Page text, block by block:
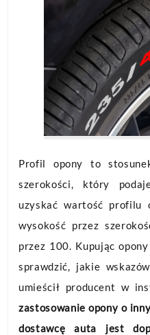
Profil opony to
szerokości, który
uzyskać wartość profilu
wysokość przez
przez 100. Kupując
sprawdzić, jakie
umieścił producent w
zastosowanie opony o
dostawcę auta jest